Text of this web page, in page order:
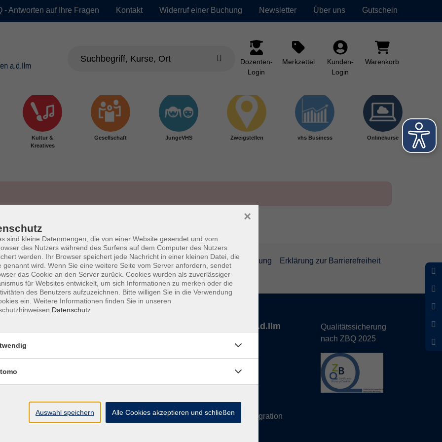
- Antworten auf Ihre Fragen Kontakt Widerruf einer Buchung Newsletter Über uns Gutschein
Dozenten-
Login
Merkzettel
Kunden-
Login
Warenkorb
Kultur &
Kreatives
Gesellschaft JungeVHS Zweigstellen vhs Business Onlinekurse
Geschäftsbedingungen AGB Datenschutzerklärung Widerrufsbelehrung Erklärung zur Barrierefreiheit
vhs Landkreis Pfaffenhofen a.d.Ilm
vhs@landratsamt-paf.de
Tel: 08441 27 4000- vhs Büro
Tel: 08441 27 4008- Deutsch/Integration
Qualitätssicherung
nach ZBQ 2025
sind kleine Datenmengen, die von einer Website gesendet und vom
des Nutzers während des Surfens auf dem Computer des Nutzers
werden. Ihr Browser speichert jede Nachricht in einer kleinen Datei, die
genannt wird. Wenn Sie eine weitere Seite vom Server anfordern, sendet
das Cookie an den Server zurück. Cookies wurden als zuverlässiger
für Websites entwickelt, um sich Informationen zu merken oder die
des Benutzers aufzuzeichnen. Bitte willigen Sie in die Verwendung
ein. Weitere Informationen finden Sie in unseren
Datenschutz
×
Auswahl speichern Alle Cookies akzeptieren und schließen